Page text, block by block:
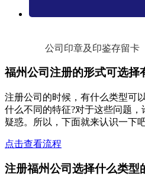
公司印章及印鉴存留卡
福州公司注册的形式可选择
注册公司的时候，有什么类型可
什么不同的特征?对于这些问题，
疑惑。所以，下面就来认识一下
点击查看流程
注册福州公司选择什么类型